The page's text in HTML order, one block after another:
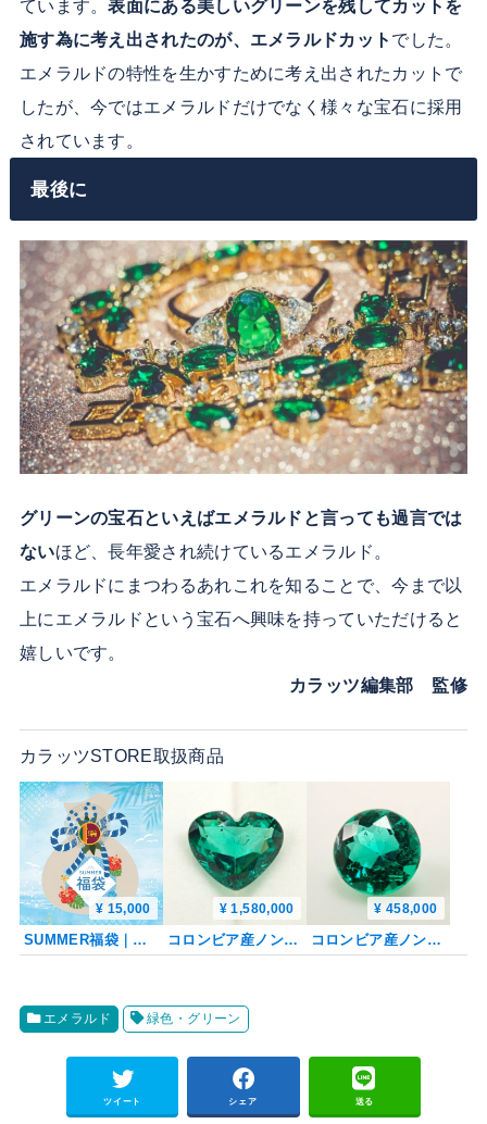
ています。表面にある美しいグリーンを残してカットを
施す為に考え出されたのが、エメラルドカット でした。
エメラルドの特性を生かすために考え出されたカットで
したが、今ではエメラルドだけでなく様々な宝石に採用
されています。
最後に
グリーンの宝石といえばエメラルドと言っても過言では
ないほど、長年愛され続けているエメラルド。
エメラルドにまつわるあれこれを知ることで、今まで以
上にエメラルドという宝石へ興味を持っていただけると
嬉しいです。
カラッツ編集部 監修
カラッツSTORE取扱商品
¥ 15,000
SUMMER福袋｜初登場シーギリアローズクォーツ1石＆濃色エメラルド2石ペア確定（35,000円相当）《複数購入割引有》
¥ 1,580,000
コロンビア産ノンオイルエメラルド 1.760ctルース GIA
¥ 458,000
コロンビア産ノンオイルエメラルド 4.1mm/0.240ctルース GIA
エメラルド 緑色・グリーン
ツイート シェア 送る